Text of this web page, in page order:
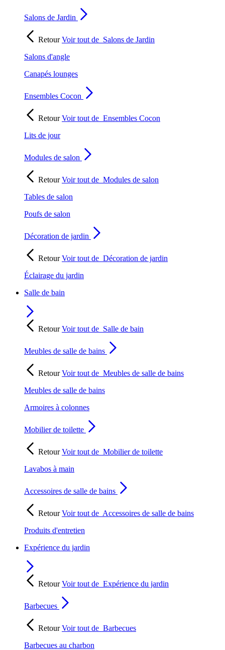
Salons de Jardin
RetourVoir tout de Salons de Jardin
Salons d'angle
Canapés lounges
Ensembles Cocon
RetourVoir tout de Ensembles Cocon
Lits de jour
Modules de salon
RetourVoir tout de Modules de salon
Tables de salon
Poufs de salon
Décoration de jardin
RetourVoir tout de Décoration de jardin
Éclairage du jardin
Salle de bain
RetourVoir tout de Salle de bain
Meubles de salle de bains
RetourVoir tout de Meubles de salle de bains
Meubles de salle de bains
Armoires à colonnes
Mobilier de toilette
RetourVoir tout de Mobilier de toilette
Lavabos à main
Accessoires de salle de bains
RetourVoir tout de Accessoires de salle de bains
Produits d'entretien
Expérience du jardin
RetourVoir tout de Expérience du jardin
Barbecues
RetourVoir tout de Barbecues
Barbecues au charbon